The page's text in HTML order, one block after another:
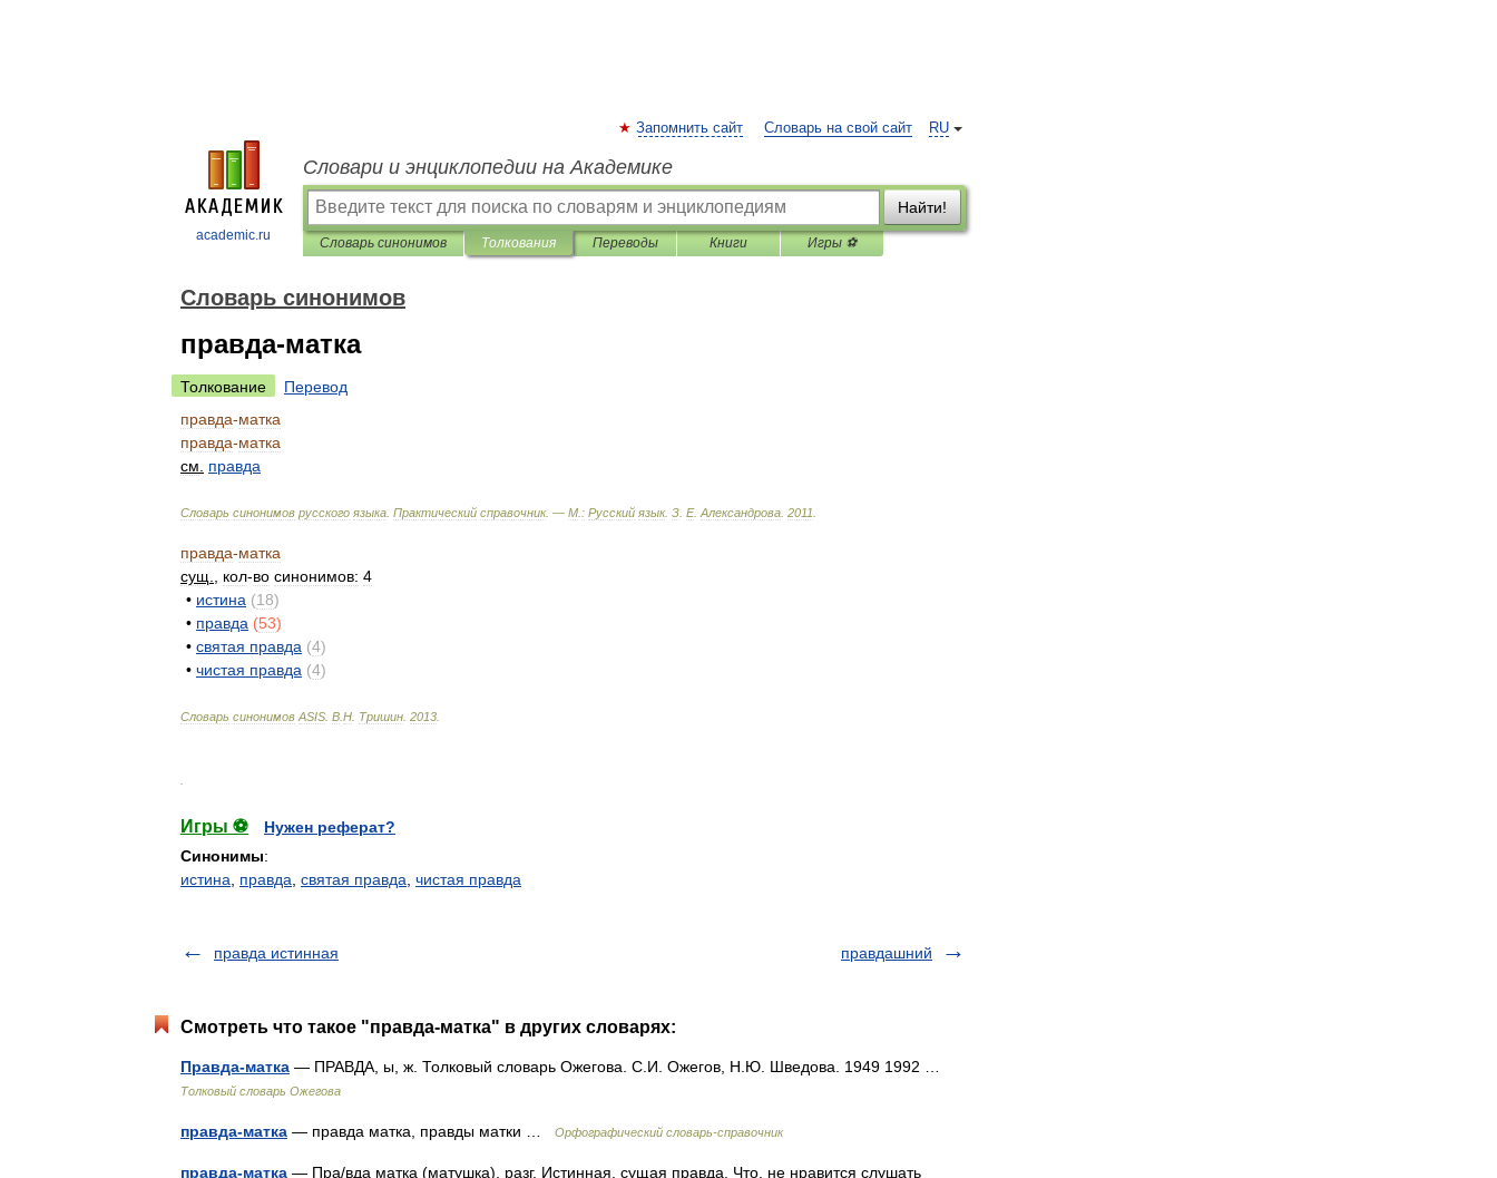
academic.ru
RU
Запомнить сайт Словарь на свой сайт
Словари и энциклопедии на Академике
Найти!
Словарь синонимов Толкования Переводы Книги Игры ⚽
Словарь синонимов
правда-матка
Толкование
Перевод
правда-матка
правда-матка
см
правда
Словарь синонимов русского языка Практический справочник. — М : Русский язык. З Е. Александрова 2011
правда-матка
сущ
кол-во синонимов: 4
• истина (18)
• правда (53)
• святая правда (4)
• чистая правда (4)
Словарь синонимов ASIS В Н Тришин 2013
Игры ⚽
Нужен реферат?
Синонимы:
истина
правда святая правда чистая правда
правда истинная правдашний
Смотреть что такое "правда-матка" в других словарях:
Правда-матка — ПРАВДА, ы, ж. Толковый словарь Ожегова. С.И. Ожегов, Н.Ю. Шведова. 1949 1992 …
Толковый словарь Ожегова
правда-матка — правда матка, правды матки … Орфографический словарь-справочник
правда-матка — Пра/вда матка (матушка), разг. Истинная, сущая правда. Что, не нравится слушать